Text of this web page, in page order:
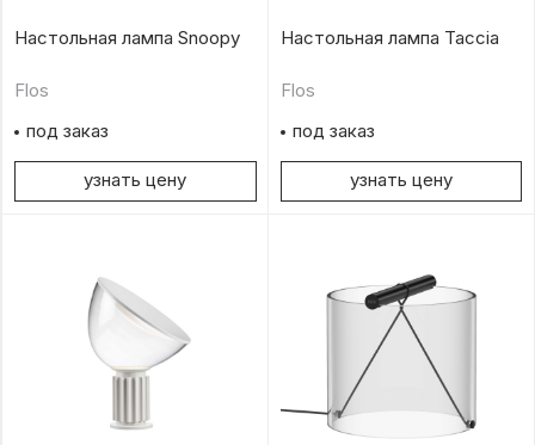
Настольная лампа Snoopy
Flos
под заказ
узнать цену
Настольная лампа Taccia
Flos
под заказ
узнать цену